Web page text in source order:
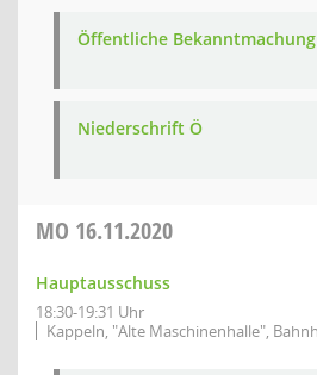
Öffentliche Bekanntmachung
Niederschrift Ö
MO 16.11.2020
Hauptausschuss
18:30-19:31 Uhr
Kappeln, "Alte Maschinenhalle",